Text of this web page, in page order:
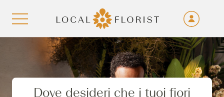
Aller au contenu
Dove desideri che i tuoi fiori